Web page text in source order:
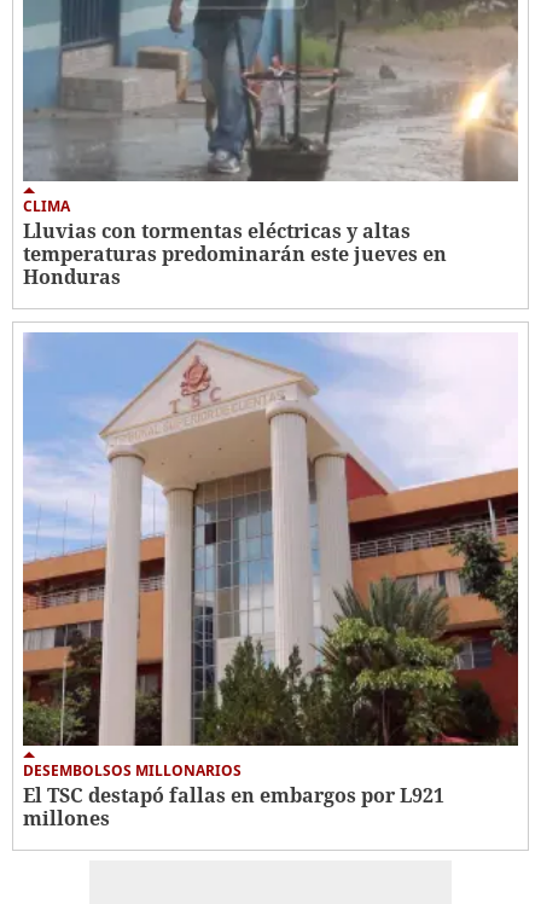
CLIMA
Lluvias con tormentas eléctricas y altas
temperaturas predominarán este jueves en
Honduras
DESEMBOLSOS MILLONARIOS
El TSC destapó fallas en embargos por L921
millones